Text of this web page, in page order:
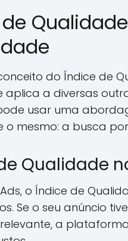
do Índice de
aplica a diversas
usar uma
o mesmo: a busca
Qualidade
o Índice de
Se o seu anúncio
a